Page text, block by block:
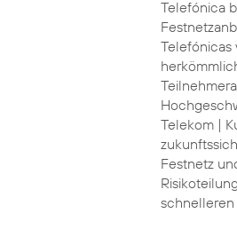
Telefónica
Telefónicas
Telekom |
Festnetz
schnelleren